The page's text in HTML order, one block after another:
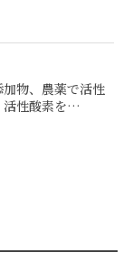
物、農薬で活性
性酸素を…